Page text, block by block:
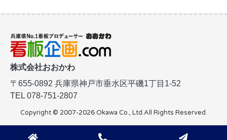
株式会社おおかわ
〒655-0892 兵庫県神戸市垂水区平磯1丁目1-52
TEL 078-751-2807
Copyright © 2007-2026 Okawa Co., Ltd.All Rights Reserved.